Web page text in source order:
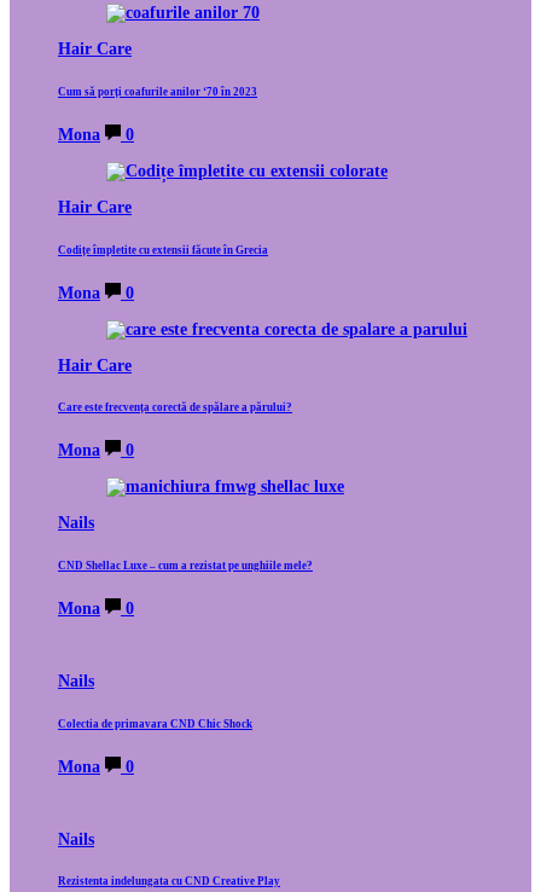
Hair Care
Cum să porți coafurile anilor ‘70 în 2023
Mona 0
Hair Care
Codițe împletite cu extensii făcute în Grecia
Mona 0
Hair Care
Care este frecvența corectă de spălare a părului?
Mona 0
Nails
CND Shellac Luxe – cum a rezistat pe unghiile mele?
Mona 0
Nails
Colectia de primavara CND Chic Shock
Mona 0
Nails
Rezistenta indelungata cu CND Creative Play